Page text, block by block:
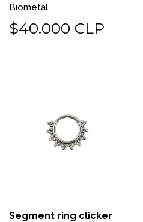
Biometal
$40.000 CLP
Segment ring clicker